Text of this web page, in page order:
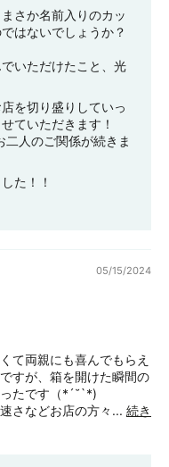
さか名前入りのカッ
はないでしょうか？
いただけたこと、光
を切り盛りしていっ
ていただきます！
人のご関係が続きま
た！！
05/15/2024
て両親にも喜んでもらえ
すが、箱を開けた瞬間の
たです（*´˘`*)
さなどお店の方々... 続き